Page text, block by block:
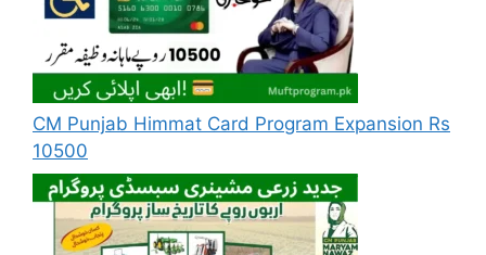
CM Punjab Himmat Card Program Expansion Rs
10500